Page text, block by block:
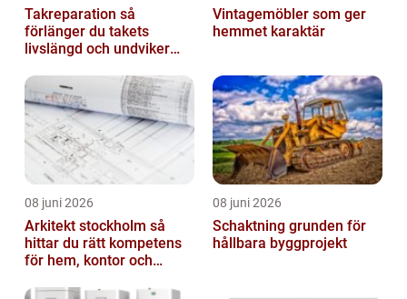
Takreparation så
förlänger du takets
livslängd och undviker
Vintagemöbler som ger
hemmet karaktär
08 juni 2026
Arkitekt stockholm så
hittar du rätt kompetens
för hem, kontor och
08 juni 2026
Schaktning grunden för
hållbara byggprojekt